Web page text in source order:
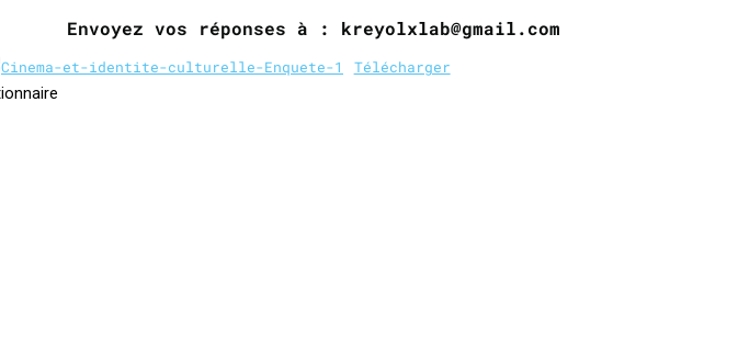
Envoyez vos réponses à : kreyolxlab@gmail.com
Cinema-et-identite-culturelle-Enquete-1 Télécharger